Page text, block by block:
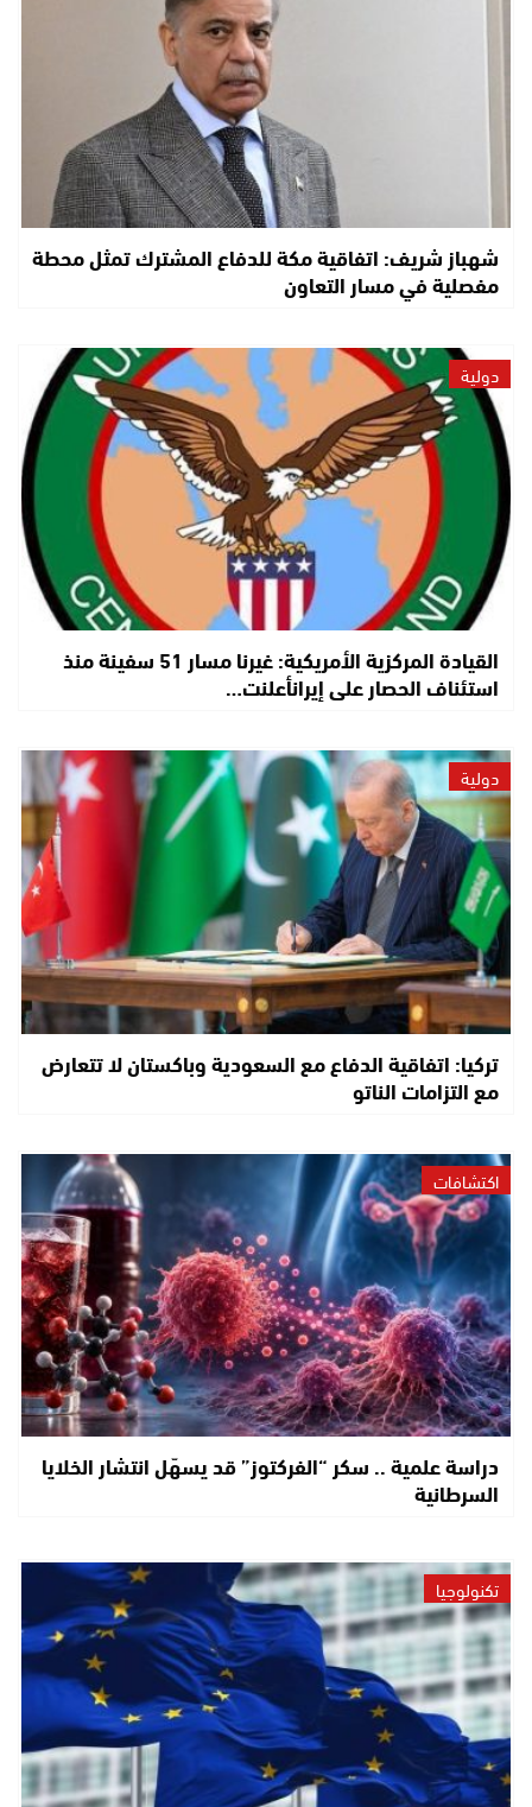
شهباز شريف: اتفاقية مكة للدفاع المشترك تمثل محطة
مفصلية في مسار التعاون
دولية
القيادة المركزية الأمريكية: غيرنا مسار 51 سفينة منذ
استئناف الحصار على إيرانأعلنت…
دولية
تركيا: اتفاقية الدفاع مع السعودية وباكستان لا تتعارض
مع التزامات الناتو
اكتشافات
دراسة علمية .. سكر “الفركتوز” قد يسهّل انتشار الخلايا
السرطانية
تكنولوجيا